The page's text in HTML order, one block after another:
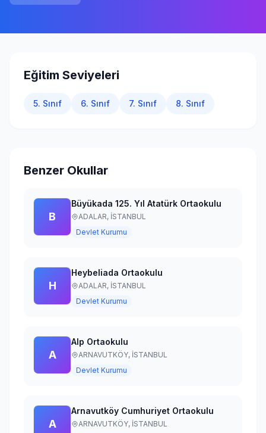
Eğitim Seviyeleri
5. Sınıf 6. Sınıf 7. Sınıf 8. Sınıf
Benzer Okullar
B
Büyükada 125. Yıl Atatürk Ortaokulu
ADALAR, İSTANBUL
Devlet Kurumu
H
Heybeliada Ortaokulu
ADALAR, İSTANBUL
Devlet Kurumu
A
Alp Ortaokulu
ARNAVUTKÖY, İSTANBUL
Devlet Kurumu
A
Arnavutköy Cumhuriyet Ortaokulu
ARNAVUTKÖY, İSTANBUL